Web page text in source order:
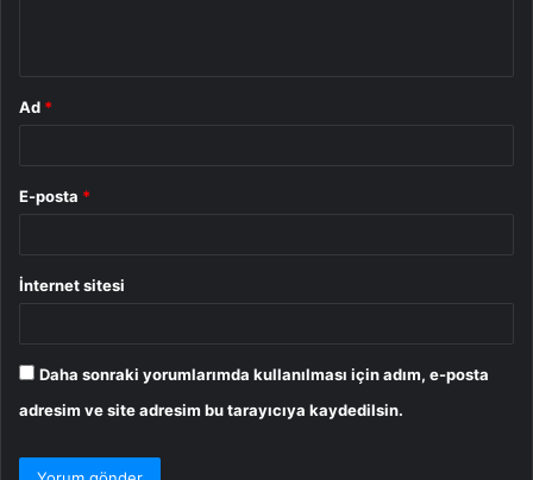
Ad *
E-posta *
İnternet sitesi
Daha sonraki yorumlarımda kullanılması için adım, e-posta
adresim ve site adresim bu tarayıcıya kaydedilsin.